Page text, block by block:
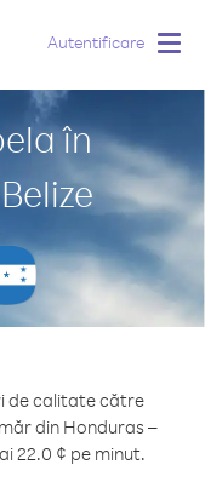
Autentificare
în
de calitate către
din Honduras –
22.0 ¢ pe minut.